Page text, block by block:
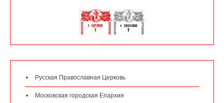
Русская Православная Церковь
Московская городская Епархия